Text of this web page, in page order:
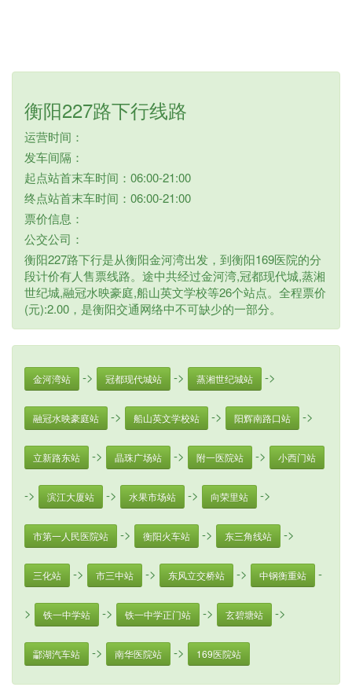
衡阳227路下行线路
运营时间：
发车间隔：
起点站首末车时间：06:00-21:00
终点站首末车时间：06:00-21:00
票价信息：
公交公司：
衡阳227路下行是从衡阳金河湾出发，到衡阳169医院的分
段计价有人售票线路。途中共经过金河湾,冠都现代城,蒸湘
世纪城,融冠水映豪庭,船山英文学校等26个站点。全程票价
(元):2.00，是衡阳交通网络中不可缺少的一部分。
金河湾站 -> 冠都现代城站 -> 蒸湘世纪城站 ->
融冠水映豪庭站 -> 船山英文学校站 -> 阳辉南路口站 ->
立新路东站 -> 晶珠广场站 -> 附一医院站 -> 小西门站
-> 滨江大厦站 -> 水果市场站 -> 向荣里站 ->
市第一人民医院站 -> 衡阳火车站 -> 东三角线站 ->
三化站 -> 市三中站 -> 东风立交桥站 -> 中钢衡重站 -
> 铁一中学站 -> 铁一中学正门站 -> 玄碧塘站 ->
酃湖汽车站 -> 南华医院站 -> 169医院站